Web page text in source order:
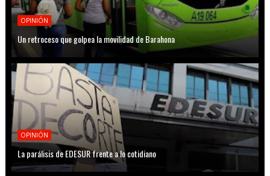
OPINIÓN
Un retroceso que golpea la movilidad de Barahona
OPINIÓN
La parálisis de EDESUR frente a lo cotidiano